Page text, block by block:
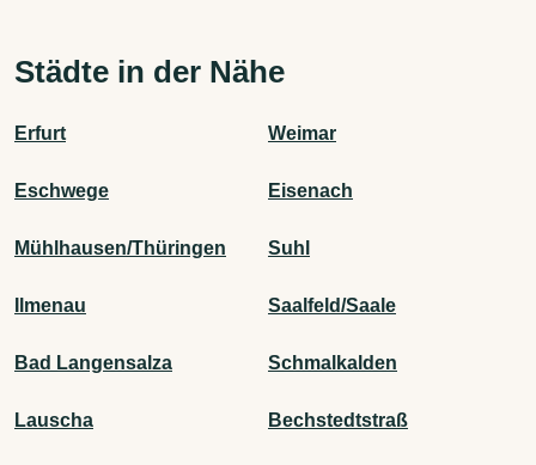
Städte in der Nähe
Erfurt Weimar
Eschwege Eisenach
Mühlhausen/Thüringen Suhl
Ilmenau Saalfeld/Saale
Bad Langensalza Schmalkalden
Lauscha Bechstedtstraß